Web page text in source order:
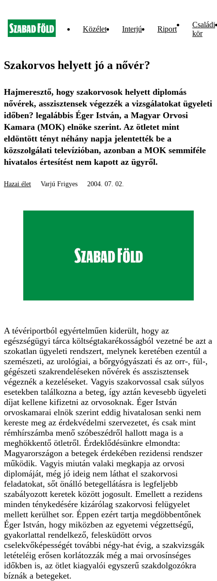
Közélet Interjú Riport
Családi
kör
Szakorvos helyett jó a nővér?
Hajmeresztő, hogy szakorvosok helyett diplomás
nővérek, asszisztensek végezzék a vizsgálatokat ügyeleti
időben? legalábbis Éger István, a Magyar Orvosi
Kamara (MOK) elnöke szerint. Az ötletet mint
eldöntött tényt néhány napja jelentették be a
közszolgálati televízióban, azonban a MOK semmiféle
hivatalos értesítést nem kapott az ügyről.
Hazai élet Varjú Frigyes 2004. 07. 02.
A tévériportból egyértelműen kiderült, hogy az
egészségügyi tárca költségtakarékosságból vezetné be azt a
szokatlan ügyeleti rendszert, melynek keretében ezentúl a
szemészeti, az urológiai, a bőrgyógyászati és az orr-, fül-,
gégészeti szakrendeléseken nővérek és asszisztensek
végeznék a kezeléseket. Vagyis szakorvossal csak súlyos
esetekben találkozna a beteg, így aztán kevesebb ügyeleti
díjat kellene kifizetni az orvosoknak. Éger István
orvoskamarai elnök szerint eddig hivatalosan senki nem
kereste meg az érdekvédelmi szervezetet, és csak mint
rémhírszámba menő szóbeszédről hallott maga is a
meghökkentő ötletről. Érdeklődésünkre elmondta:
Magyarországon a betegek érdekében rezidensi rendszer
működik. Vagyis miután valaki megkapja az orvosi
diplomáját, még jó ideig nem láthat el szakorvosi
feladatokat, sőt önálló betegellátásra is legfeljebb
szabályozott keretek között jogosult. Emellett a rezidens
minden ténykedésére kizárólag szakorvosi felügyelet
mellett kerülhet sor. Éppen ezért tartja megdöbbentőnek
Éger István, hogy miközben az egyetemi végzettségű,
gyakorlattal rendelkező, felesküdött orvos
cselekvőképességét további négy-hat évig, a szakvizsgák
letételéig erősen korlátozzák még a mai orvosínséges
időkben is, az ötlet kiagyalói egyszerű szakdolgozókra
bíznák a betegeket.